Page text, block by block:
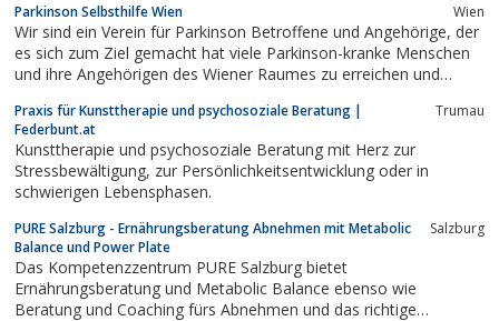
Parkinson Selbsthilfe Wien Wien
Wir sind ein Verein für Parkinson Betroffene und Angehörige, der
es sich zum Ziel gemacht hat viele Parkinson-kranke Menschen
und ihre Angehörigen des Wiener Raumes zu erreichen und
Anliegen zur Verbesserung ihrer Situation zu helfen.
Praxis für Kunsttherapie und psychosoziale Beratung |
Federbunt.at
Trumau
Kunsttherapie und psychosoziale Beratung mit Herz zur
Stressbewältigung, zur Persönlichkeitsentwicklung oder in
schwierigen Lebensphasen.
PURE Salzburg - Ernährungsberatung Abnehmen mit Metabolic
Balance und Power Plate
Salzburg
Das Kompetenzzentrum PURE Salzburg bietet
Ernährungsberatung und Metabolic Balance ebenso wie
Beratung und Coaching fürs Abnehmen und das richtige